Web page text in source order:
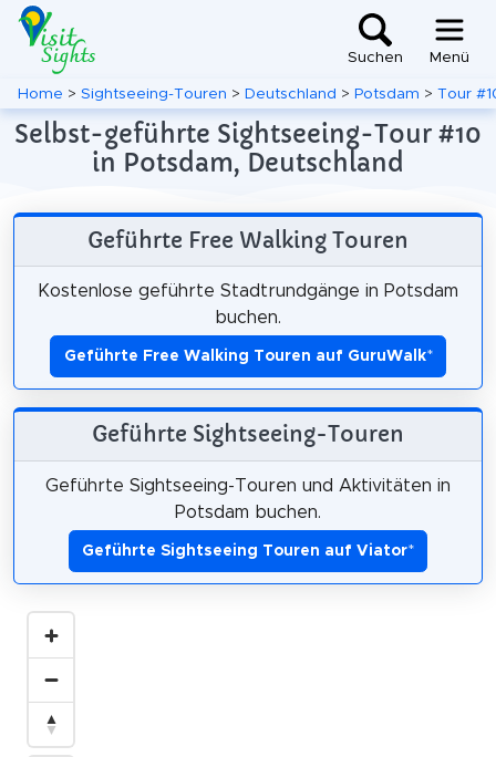
Suchen Menü
Home > Sightseeing-Touren > Deutschland > Potsdam > Tour
Selbst-geführte Sightseeing-Tour #10
in Potsdam, Deutschland
Geführte Free Walking Touren
Kostenlose geführte Stadtrundgänge in Potsdam
buchen.
Geführte Free Walking Touren auf GuruWalk*
Geführte Sightseeing-Touren
Geführte Sightseeing-Touren und Aktivitäten in
Potsdam buchen.
Geführte Sightseeing Touren auf Viator*